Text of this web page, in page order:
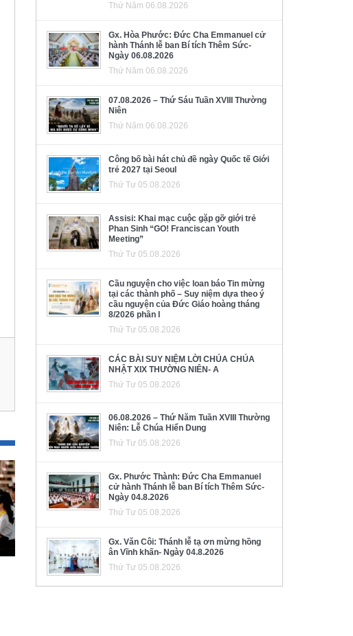
Thứ Năm 06.08.2026
Gx. Hòa Phước: Đức Cha Emmanuel cử
hành Thánh lễ ban Bí tích Thêm Sức-
Ngày 06.08.2026
Thứ Năm 06.08.2026
07.08.2026 – Thứ Sáu Tuần XVIII Thường
Niên
Thứ Năm 06.08.2026
Công bố bài hát chủ đề ngày Quốc tế Giới
trẻ 2027 tại Seoul
Thứ Tư 05.08.2026
Assisi: Khai mạc cuộc gặp gỡ giới trẻ
Phan Sinh “GO! Franciscan Youth
Meeting”
Thứ Tư 05.08.2026
Cầu nguyện cho việc loan báo Tin mừng
tại các thành phố – Suy niệm dựa theo ý
cầu nguyện của Đức Giáo hoàng tháng
8/2026 phần I
Thứ Tư 05.08.2026
CÁC BÀI SUY NIỆM LỜI CHÚA CHÚA
NHẬT XIX THƯỜNG NIÊN- A
Thứ Tư 05.08.2026
06.08.2026 – Thứ Năm Tuần XVIII Thường
Niên: Lễ Chúa Hiển Dung
Thứ Tư 05.08.2026
Gx. Phước Thành: Đức Cha Emmanuel
cử hành Thánh lễ ban Bí tích Thêm Sức-
Ngày 04.8.2026
Thứ Tư 05.08.2026
Gx. Văn Côi: Thánh lễ tạ ơn mừng hồng
ân Vĩnh khấn- Ngày 04.8.2026
Thứ Tư 05.08.2026